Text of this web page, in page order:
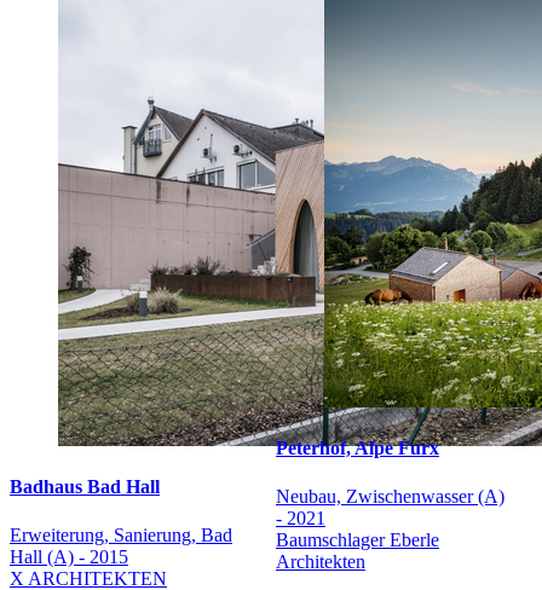
Badhaus Bad Hall
Erweiterung, Sanierung, Bad
Hall (A) - 2015
X ARCHITEKTEN
Peterhof, Alpe Furx
Neubau, Zwischenwasser (A)
- 2021
Baumschlager Eberle
Architekten